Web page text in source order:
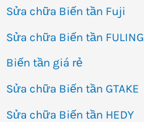
Sửa chữa Biến tần Fuji
Sửa chữa Biến tần FULING
Biến tần giá rẻ
Sửa chữa Biến tần GTAKE
Sửa chữa Biến tần HEDY